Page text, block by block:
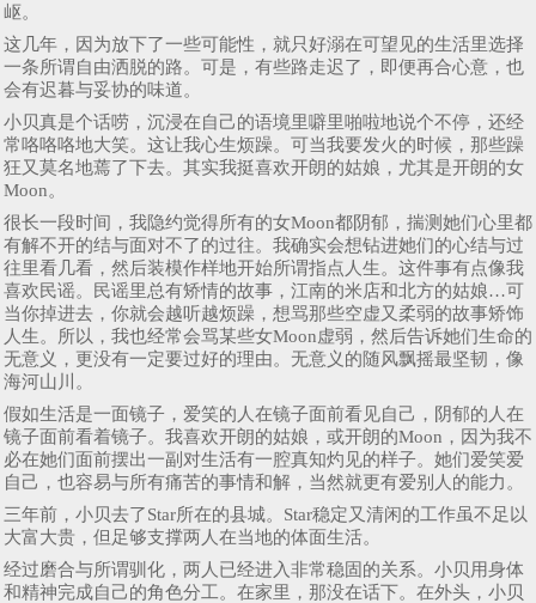
岖。
这几年，因为放下了一些可能性，就只好溺在可望见的生活里选择
一条所谓自由洒脱的路。可是，有些路走迟了，即便再合心意，也
会有迟暮与妥协的味道。
小贝真是个话唠，沉浸在自己的语境里噼里啪啦地说个不停，还经
常咯咯咯地大笑。这让我心生烦躁。可当我要发火的时候，那些躁
狂又莫名地蔫了下去。其实我挺喜欢开朗的姑娘，尤其是开朗的女
Moon。
很长一段时间，我隐约觉得所有的女Moon都阴郁，揣测她们心里都
有解不开的结与面对不了的过往。我确实会想钻进她们的心结与过
往里看几看，然后装模作样地开始所谓指点人生。这件事有点像我
喜欢民谣。民谣里总有矫情的故事，江南的米店和北方的姑娘…可
当你掉进去，你就会越听越烦躁，想骂那些空虚又柔弱的故事矫饰
人生。所以，我也经常会骂某些女Moon虚弱，然后告诉她们生命的
无意义，更没有一定要过好的理由。无意义的随风飘摇最坚韧，像
海河山川。
假如生活是一面镜子，爱笑的人在镜子面前看见自己，阴郁的人在
镜子面前看着镜子。我喜欢开朗的姑娘，或开朗的Moon，因为我不
必在她们面前摆出一副对生活有一腔真知灼见的样子。她们爱笑爱
自己，也容易与所有痛苦的事情和解，当然就更有爱别人的能力。
三年前，小贝去了Star所在的县城。Star稳定又清闲的工作虽不足以
大富大贵，但足够支撑两人在当地的体面生活。
经过磨合与所谓驯化，两人已经进入非常稳固的关系。小贝用身体
和精神完成自己的角色分工。在家里，那没在话下。在外头，小贝